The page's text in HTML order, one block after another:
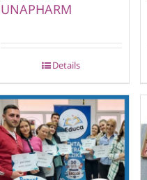
UNAPHARM
Details